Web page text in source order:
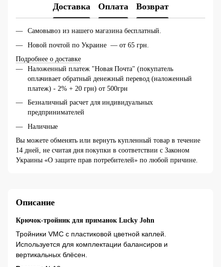
Доставка Оплата Возврат
Самовывоз из нашего магазина бесплатный.
Новой почтой по Украине — от 65 грн.
Подробнее о доставке
Наложенный платеж "Новая Почта" (покупатель
оплачивает обратный денежный перевод (наложенный
платеж) - 2% + 20 грн) от 500грн
Безналичный расчет для индивидуальных
предпринимателей
Наличные
Вы можете обменять или вернуть купленный товар в течение
14 дней, не считая дня покупки в соответствии с Законом
Украины «О защите прав потребителей» по любой причине.
Описание
Крючок-тройник для приманок Lucky John
Тройники VMC с пластиковой цветной каплей.
Используется для комплектации балансиров и
вертикальных блёсен.